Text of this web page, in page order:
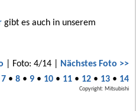
gibt es auch in unserem
| Foto: 4/14 | Nächstes Foto >>
7• 8• 9• 10• 11• 12• 13• 14
Copyright: Mitsubishi